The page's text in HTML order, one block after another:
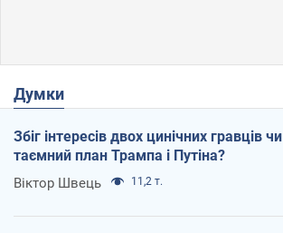
Думки
Збіг інтересів двох цинічних гравців чи
таємний план Трампа і Путіна?
Віктор Швець 11,2 т.